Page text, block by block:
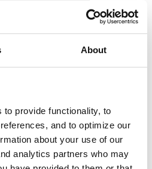
party cookies to provide
your preferences, and to
share information about your
advertising and analytics